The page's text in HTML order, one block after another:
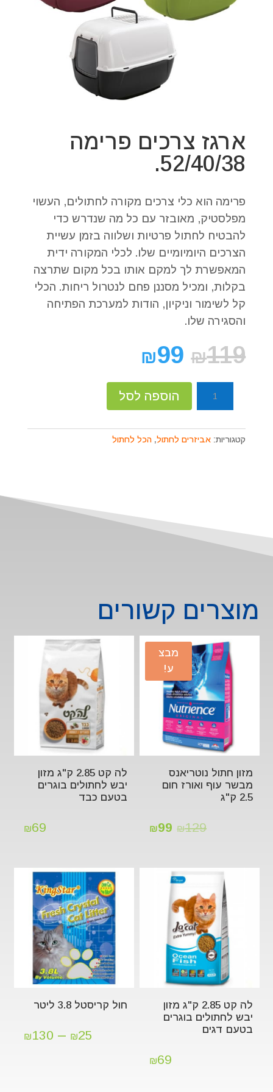
ארגז צרכים פרימה
52/40/38.
פרימה הוא כלי צרכים מקורה לחתולים, העשוי
מפלסטיק, מאובזר עם כל מה שנדרש כדי
להבטיח לחתול פרטיות ושלווה בזמן עשיית
הצרכים היומיומיים שלו. לכלי המקורה ידית
המאפשרת לך למקם אותו בכל מקום שתרצה
בקלות, ומכיל מסננן פחם לנטרול ריחות. הכלי
קל לשימור וניקיון, הודות למערכת הפתיחה
והסגירה שלו.
₪119
₪99
צרכים
הוספה לסל
קטגוריות: אביזרים לחתול, הכל לחתול
מוצרים קשורים
מבצ
ע!
מזון חתול נוטריאנס
מבשר עוף ואורז חום
2.5 ק"ג
₪129
₪99
לה קט 2.85 ק"ג מזון
יבש לחתולים בוגרים
בטעם כבד
₪69
לה קט 2.85 ק"ג מזון
יבש לחתולים בוגרים
בטעם דגים
₪69
חול קריסטל 3.8 ליטר
₪25
–
₪130